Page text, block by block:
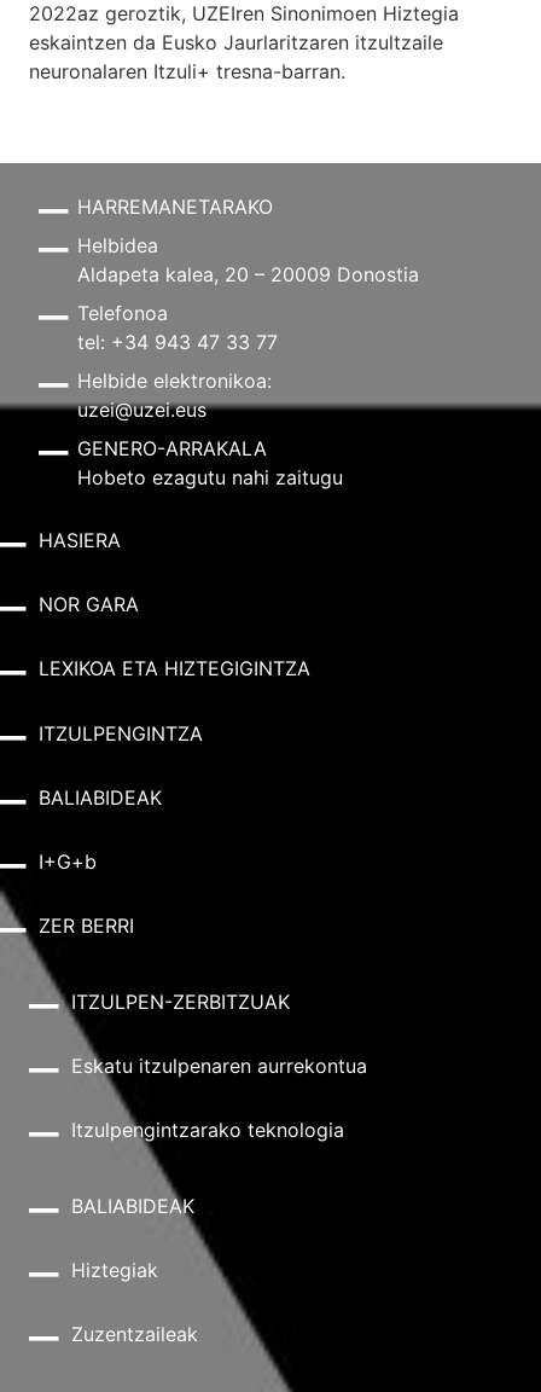
2022az geroztik, UZEIren Sinonimoen Hiztegia
eskaintzen da Eusko Jaurlaritzaren itzultzaile
neuronalaren Itzuli+ tresna-barran.
HARREMANETARAKO
Helbidea
Aldapeta kalea, 20 – 20009 Donostia
Telefonoa
tel: +34 943 47 33 77
Helbide elektronikoa:
uzei@uzei.eus
GENERO-ARRAKALA
Hobeto ezagutu nahi zaitugu
HASIERA
NOR GARA
LEXIKOA ETA HIZTEGIGINTZA
ITZULPENGINTZA
BALIABIDEAK
I+G+b
ZER BERRI
ITZULPEN-ZERBITZUAK
Eskatu itzulpenaren aurrekontua
Itzulpengintzarako teknologia
BALIABIDEAK
Hiztegiak
Zuzentzaileak